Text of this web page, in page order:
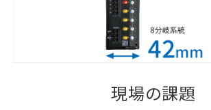
現場の課題